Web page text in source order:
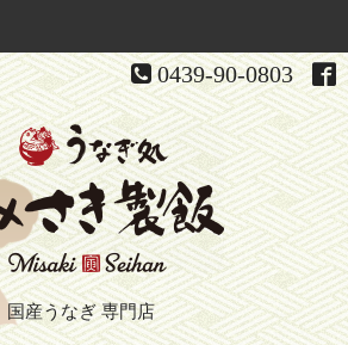
0439-90-0803
国産うなぎ 専門店